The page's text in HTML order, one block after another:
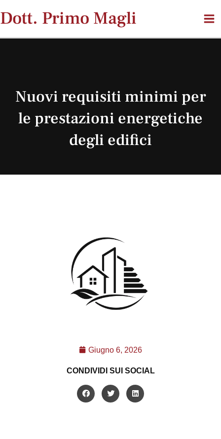
al
contenuto
Dott. Primo Magli
Nuovi requisiti minimi per
le prestazioni energetiche
degli edifici
Giugno 6, 2026
CONDIVIDI SUI SOCIAL